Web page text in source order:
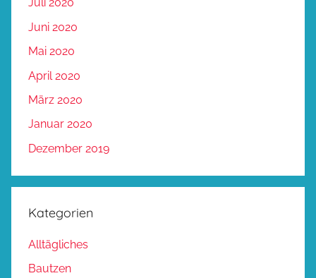
Juli 2020
Juni 2020
Mai 2020
April 2020
März 2020
Januar 2020
Dezember 2019
Kategorien
Alltägliches
Bautzen